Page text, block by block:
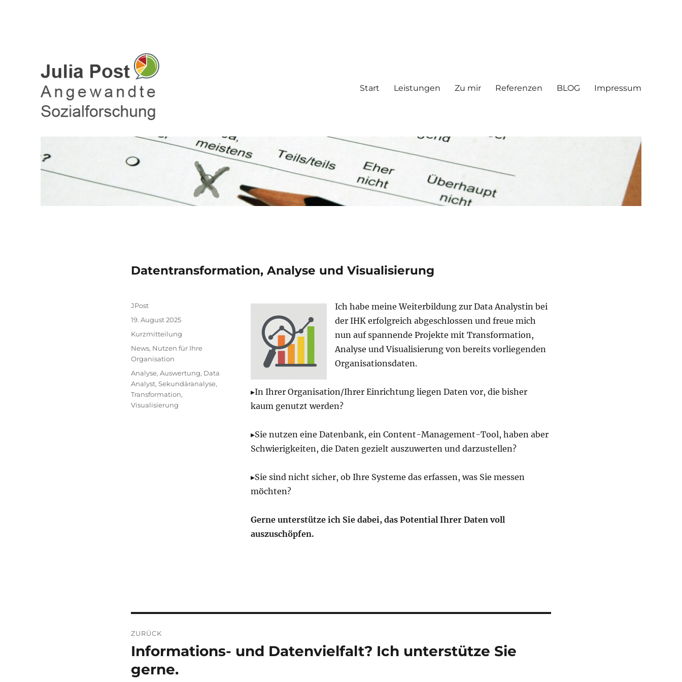
Julia Post – Befragungen, Datenanalyse
Start Leistungen Zu mir Referenzen BLOG Impressum
Datentransformation, Analyse und Visualisierung
Ich habe meine Weiterbildung zur Data Analystin bei
der IHK erfolgreich abgeschlossen und freue mich
nun auf spannende Projekte mit Transformation,
Analyse und Visualisierung von bereits vorliegenden
Organisationsdaten.
▸In Ihrer Organisation/Ihrer Einrichtung liegen Daten vor, die bisher
kaum genutzt werden?
▸Sie nutzen eine Datenbank, ein Content-Management-Tool, haben aber
Schwierigkeiten, die Daten gezielt auszuwerten und darzustellen?
▸Sie sind nicht sicher, ob Ihre Systeme das erfassen, was Sie messen
möchten?
Gerne unterstütze ich Sie dabei, das Potential Ihrer Daten voll
auszuschöpfen.
Autor
JPost
Veröffentlicht
19. August 2025
Format
Kurzmitteilung
Kategorien
News, Nutzen für Ihre
Organisation
Schlagwörter
Analyse, Auswertung, Data
Analyst, Sekundäranalyse,
Transformation,
Visualisierung
ZURÜCK
Vorheriger
Informations- und Datenvielfalt? Ich unterstütze Sie
gerne.